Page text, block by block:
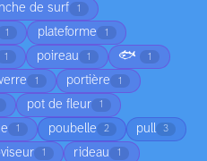
de surf 1
1 plateforme 1
1 poireau 1 🐟 1
1 portière 1
pot de fleur 1
1 poubelle 2 pull 3
1 rideau 1